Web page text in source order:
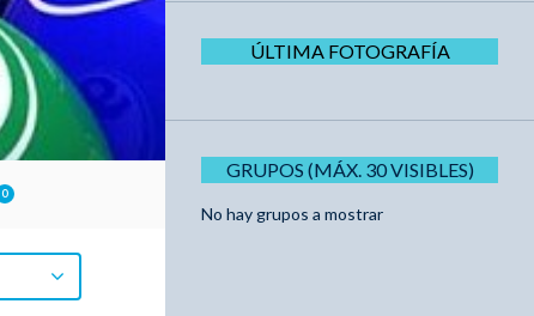
0
ÚLTIMA FOTOGRAFÍA
GRUPOS (MÁX. 30 VISIBLES)
No hay grupos a mostrar